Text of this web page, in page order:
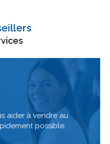
aider à vendre au
possible.